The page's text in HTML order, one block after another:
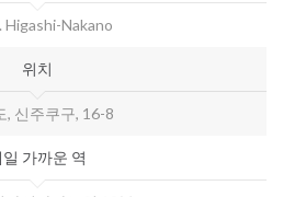
Higashi-Nakano
위치
, 신주쿠구, 16-8
가까운 역